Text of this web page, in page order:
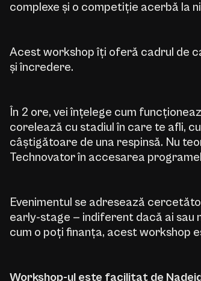
complexe și o competiție acerbă la
Acest workshop îți oferă cadrul de
și încredere.
În 2 ore, vei înțelege cum
corelează cu stadiul în care te afli,
câștigătoare de una respinsă. Nu
Technovator în accesarea
Evenimentul se adresează
early-stage — indiferent dacă ai sau
cum o poți finanța, acest workshop
Workshop-ul este facilitat de